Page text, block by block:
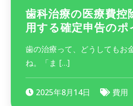
歯科治療の医療費控
用する確定申告のポ
歯の治療って、どうしてもお
ね。「ま […]
2025年8月14日 費用